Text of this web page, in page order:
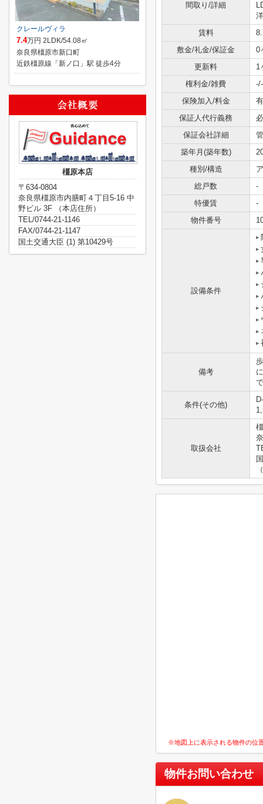
間取り/詳細
賃料
敷金/礼金/保証金
0
更新料
1
権利金/雑費
-/-
保険加入/料金
保証人代行義務
保証会社詳細
築年月(築年数)
種別/構造
総戸数
-
特優賃
-
物件番号
設備条件
備考
条件(その他)
取扱会社
※地図上に表示される物件の位
物件お問い合わせ
クレールヴィラ
7.4万円 2LDK/54.08㎡
奈良県橿原市新口町
近鉄橿原線「新ノ口」駅 徒歩4分
橿原本店
〒634-0804
奈良県橿原市内膳町４丁目5-16 中
野ビル 3F （本店住所）
TEL/0744-21-1146
FAX/0744-21-1147
国土交通大臣 (1) 第10429号